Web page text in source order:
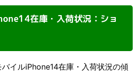
在庫・入荷状況：ショ
イルiPhone14在庫・入荷状況の傾